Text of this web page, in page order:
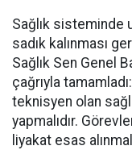
Sağlık sisteminde
sadık kalınması
Sağlık Sen Genel
çağrıyla tamamladı:
teknisyen olan
yapmalıdır.
liyakat esas